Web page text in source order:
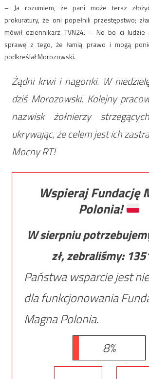
– Ja rozumiem, że pani może teraz
prokuratury, że oni popełnili przestępstwo;
mówił dziennikarz TVN24. – No bo ci ludzie
sprawę z tego, że łamią prawo i mogą
podkreślał Morozowski.
Żądni krwi i nagonki. W
dziś Morozowski. Kolejny
nazwisk żołnierzy
ukrywając, że celem jest ich
Mocny RT!
Wspieraj Fundację
Polonia!
W sierpniu
zł, zebraliśmy:
Państwa wsparcie jest
dla funkcjonowania
Magna Polonia.
8%